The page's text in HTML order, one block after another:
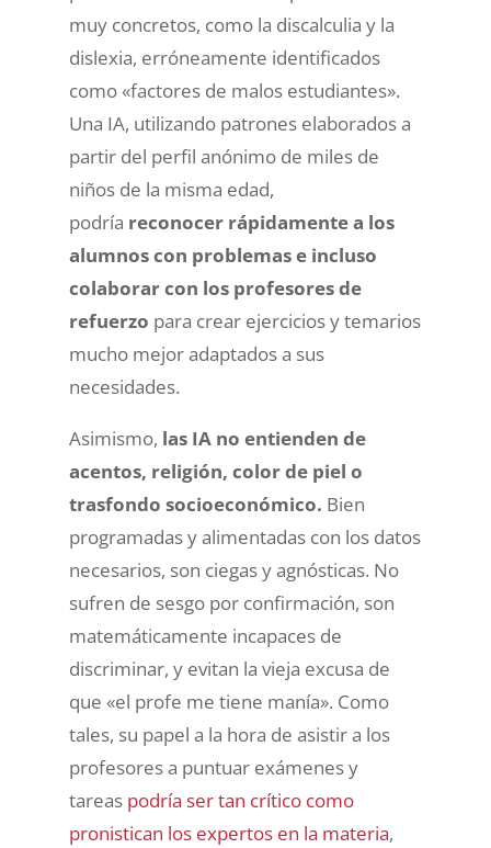
muy concretos, como la discalculia y la
dislexia, erróneamente identificados
como «factores de malos estudiantes».
Una IA, utilizando patrones elaborados a
partir del perfil anónimo de miles de
niños de la misma edad,
podría reconocer rápidamente a los
alumnos con problemas e incluso
colaborar con los profesores de
refuerzo para crear ejercicios y temarios
mucho mejor adaptados a sus
necesidades.
Asimismo, las IA no entienden de
acentos, religión, color de piel o
trasfondo socioeconómico. Bien
programadas y alimentadas con los datos
necesarios, son ciegas y agnósticas. No
sufren de sesgo por confirmación, son
matemáticamente incapaces de
discriminar, y evitan la vieja excusa de
que «el profe me tiene manía». Como
tales, su papel a la hora de asistir a los
profesores a puntuar exámenes y
tareas podría ser tan crítico como
pronistican los expertos en la materia,